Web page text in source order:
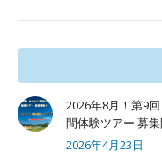
2026年8月！第9
間体験ツアー 募集
2026年4月23日